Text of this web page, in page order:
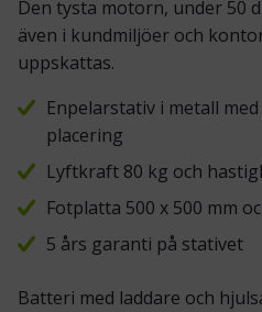
Den tysta motorn, under 50
även i kundmiljöer och
uppskattas.
Enpelarstativ i metall
placering
Lyftkraft 80 kg och
Fotplatta 500 x 500 mm
5 års garanti på stativet
Batteri med laddare och